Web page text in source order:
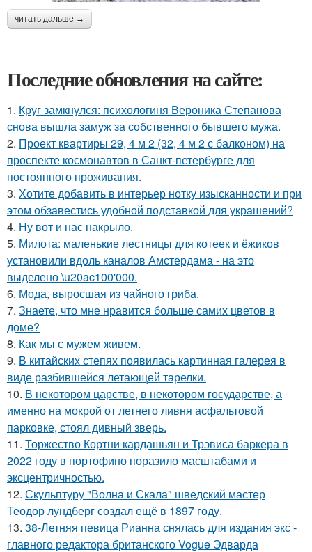
читать дальше →
Последние обновления на сайте:
1. Круг замкнулся: психологиня Вероника Степанова
снова вышла замуж за собственного бывшего мужа.
2. Проект квартиры 29, 4 м 2 (32, 4 м 2 с балконом) на
проспекте космонавтов в Санкт-петербурге для
постоянного проживания.
3. Хотите добавить в интерьер нотку изысканности и при
этом обзавестись удобной подставкой для украшений?
4. Ну вот и нас накрыло.
5. Милота: маленькие лестницы для котеек и ёжиков
установили вдоль каналов Амстердама - на это
выделено \u20ac100'000.
6. Мода, выросшая из чайного гриба.
7. Знаете, что мне нравится больше самих цветов в
доме?
8. Как мы с мужем живем.
9. В китайских степях появилась картинная галерея в
виде разбившейся летающей тарелки.
10. В некотором царстве, в некотором государстве, а
именно на мокрой от летнего ливня асфальтовой
парковке, стоял дивный зверь.
11. Торжество Кортни кардашьян и Трэвиса баркера в
2022 году в портофино поразило масштабами и
эксцентричностью.
12. Скульптуру "Волна и Скала" шведский мастер
Теодор лундберг создал ещё в 1897 году.
13. 38-Летняя певица Рианна снялась для издания экс -
главного редактора британского Vogue Эдварда